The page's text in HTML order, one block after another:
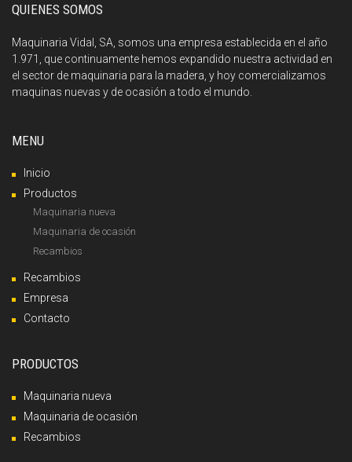
QUIENES SOMOS
Maquinaria Vidal, SA, somos una empresa establecida en el año
1.971, que continuamente hemos expandido nuestra actividad en
el sector de maquinaria para la madera, y hoy comercializamos
maquinas nuevas y de ocasión a todo el mundo.
MENU
Inicio
Productos
Maquinaria nueva
Maquinaria de ocasión
Recambios
Recambios
Empresa
Contacto
PRODUCTOS
Maquinaria nueva
Maquinaria de ocasión
Recambios